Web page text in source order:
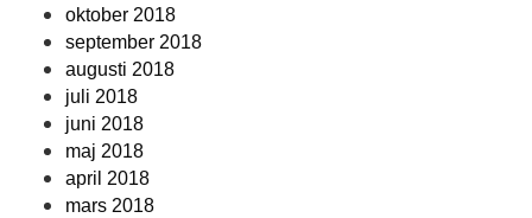
oktober 2018
september 2018
augusti 2018
juli 2018
juni 2018
maj 2018
april 2018
mars 2018